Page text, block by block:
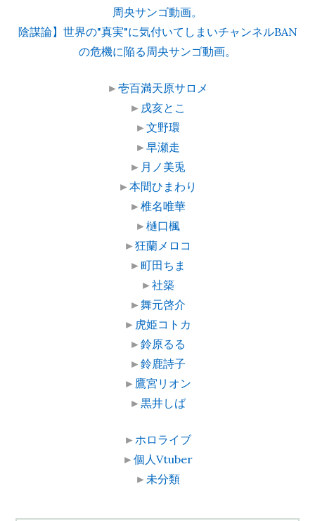
周央サンゴ動画。
陰謀論】世界の"真実"に気付いてしまいチャンネルBAN
の危機に陥る周央サンゴ動画。
►壱百満天原サロメ
► 戌亥とこ
►文野環
►早瀬走
► 月ノ美兎
►本間ひまわり
►椎名唯華
►樋口楓
►狂蘭メロコ
►町田ちま
►社築
►舞元啓介
► 虎姫コトカ
►鈴原るる
►鈴鹿詩子
► 鷹宮リオン
►黒井しば
► ホロライブ
►個人Vtuber
► 未分類